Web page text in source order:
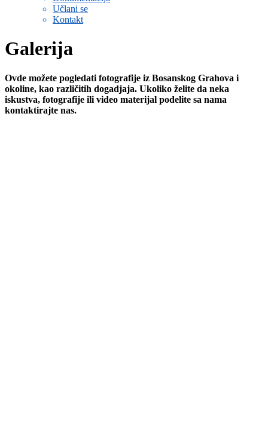
Učlani se
Kontakt
Galerija
Ovde možete pogledati fotografije iz Bosanskog Grahova i
okoline, kao različitih dogadjaja. Ukoliko želite da neka
iskustva, fotografije ili video materijal podelite sa nama
kontaktirajte nas.